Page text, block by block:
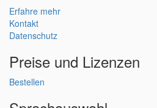
Erfahre mehr
Kontakt
Datenschutz
Preise und Lizenzen
Bestellen